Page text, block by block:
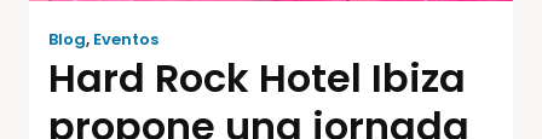
Blog, Eventos
Hard Rock Hotel Ibiza
propone una jornada